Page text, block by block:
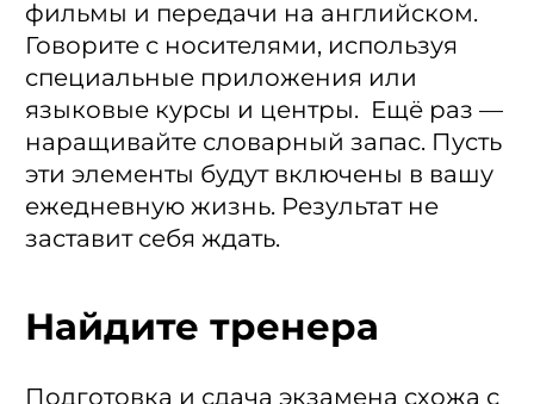
фильмы и передачи на английском.
Говорите с носителями, используя
специальные приложения или
языковые курсы и центры. Ещё раз —
наращивайте словарный запас. Пусть
эти элементы будут включены в вашу
ежедневную жизнь. Результат не
заставит себя ждать.
Найдите тренера
Подготовка и сдача экзамена схожа с